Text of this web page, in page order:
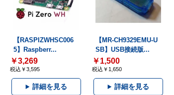
【RASPIZWHSC006
5】Raspberr...
￥3,269
税込￥3,595
詳細を見る
【MR-CH9329EMU-U
SB】USB接続版...
￥1,500
税込￥1,650
詳細を見る